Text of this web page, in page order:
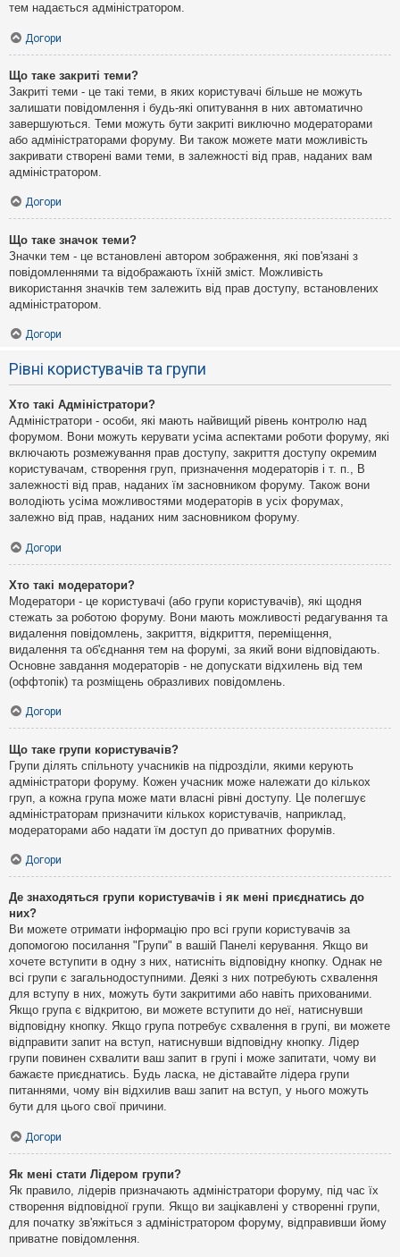
тем надається адміністратором.
Догори
Що таке закриті теми?
Закриті теми - це такі теми, в яких користувачі більше не можуть
залишати повідомлення і будь-які опитування в них автоматично
завершуються. Теми можуть бути закриті виключно модераторами
або адміністраторами форуму. Ви також можете мати можливість
закривати створені вами теми, в залежності від прав, наданих вам
адміністратором.
Догори
Що таке значок теми?
Значки тем - це встановлені автором зображення, які пов'язані з
повідомленнями та відображають їхній зміст. Можливість
використання значків тем залежить від прав доступу, встановлених
адміністратором.
Догори
Рівні користувачів та групи
Хто такі Адміністратори?
Адміністратори - особи, які мають найвищий рівень контролю над
форумом. Вони можуть керувати усіма аспектами роботи форуму, які
включають розмежування прав доступу, закриття доступу окремим
користувачам, створення груп, призначення модераторів і т. п., В
залежності від прав, наданих їм засновником форуму. Також вони
володіють усіма можливостями модераторів в усіх форумах,
залежно від прав, наданих ним засновником форуму.
Догори
Хто такі модератори?
Модератори - це користувачі (або групи користувачів), які щодня
стежать за роботою форуму. Вони мають можливості редагування та
видалення повідомлень, закриття, відкриття, переміщення,
видалення та об'єднання тем на форумі, за який вони відповідають.
Основне завдання модераторів - не допускати відхилень від тем
(оффтопік) та розміщень образливих повідомлень.
Догори
Що таке групи користувачів?
Групи ділять спільноту учасників на підрозділи, якими керують
адміністратори форуму. Кожен учасник може належати до кількох
груп, а кожна група може мати власні рівні доступу. Це полегшує
адміністраторам призначити кількох користувачів, наприклад,
модераторами або надати їм доступ до приватних форумів.
Догори
Де знаходяться групи користувачів і як мені приєднатись до
них?
Ви можете отримати інформацію про всі групи користувачів за
допомогою посилання "Групи" в вашій Панелі керування. Якщо ви
хочете вступити в одну з них, натисніть відповідну кнопку. Однак не
всі групи є загальнодоступними. Деякі з них потребують схвалення
для вступу в них, можуть бути закритими або навіть прихованими.
Якщо група є відкритою, ви можете вступити до неї, натиснувши
відповідну кнопку. Якщо група потребує схвалення в групі, ви можете
відправити запит на вступ, натиснувши відповідну кнопку. Лідер
групи повинен схвалити ваш запит в групі і може запитати, чому ви
бажаєте приєднатись. Будь ласка, не діставайте лідера групи
питаннями, чому він відхилив ваш запит на вступ, у нього можуть
бути для цього свої причини.
Догори
Як мені стати Лідером групи?
Як правило, лідерів призначають адміністратори форуму, під час їх
створення відповідної групи. Якщо ви зацікавлені у створенні групи,
для початку зв'яжіться з адміністратором форуму, відправивши йому
приватне повідомлення.